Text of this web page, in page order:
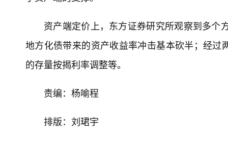
资产端定价上，东方证券研究所观察到多个
地方化债带来的资产收益率冲击基本砍半；经
的存量按揭利率调整等。
责编：杨喻程
排版：刘珺宇